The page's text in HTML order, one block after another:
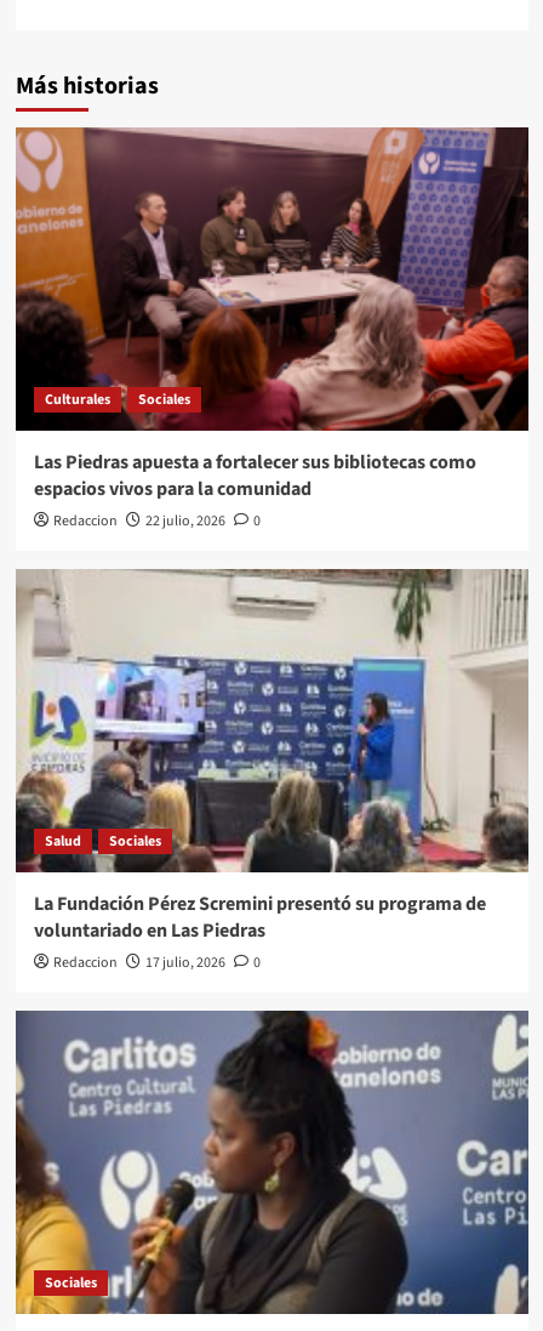
Más historias
Culturales Sociales
Las Piedras apuesta a fortalecer sus bibliotecas como
espacios vivos para la comunidad
Redaccion 22 julio, 2026 0
Salud Sociales
La Fundación Pérez Scremini presentó su programa de
voluntariado en Las Piedras
Redaccion 17 julio, 2026 0
Sociales